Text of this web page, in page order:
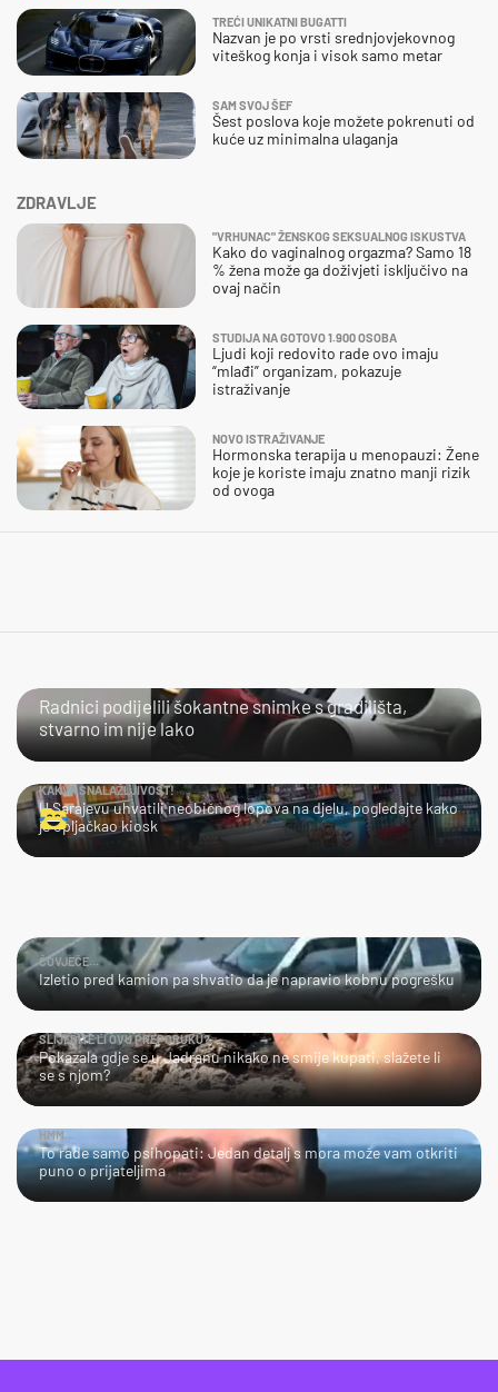
ZDRAVLJE
"VRHUNAC" ŽENSKOG SEKSUALNOG ISKUSTVA
Kako do vaginalnog orgazma? Samo 18
% žena može ga doživjeti isključivo na
ovaj način
STUDIJA NA GOTOVO 1.900 OSOBA
Ljudi koji redovito rade ovo imaju
“mlađi” organizam, pokazuje
istraživanje
NOVO ISTRAŽIVANJE
Hormonska terapija u menopauzi: Žene
koje je koriste imaju znatno manji rizik
od ovoga
TREĆI UNIKATNI BUGATTI
Nazvan je po vrsti srednjovjekovnog
viteškog konja i visok samo metar
SAM SVOJ ŠEF
Šest poslova koje možete pokrenuti od
kuće uz minimalna ulaganja
Radnici podijelili šokantne snimke s gradilišta,
stvarno im nije lako
KAKVA SNALAŽLJIVOST!
U Sarajevu uhvatili neobičnog lopova na djelu, pogledajte kako
je opljačkao kiosk
ČOVJEČE...
Izletio pred kamion pa shvatio da je napravio kobnu pogrešku
SLIJEDITE LI OVU PREPORUKU?
Pokazala gdje se u Jadranu nikako ne smije kupati, slažete li
se s njom?
HMM…
To rade samo psihopati: Jedan detalj s mora može vam otkriti
puno o prijateljima